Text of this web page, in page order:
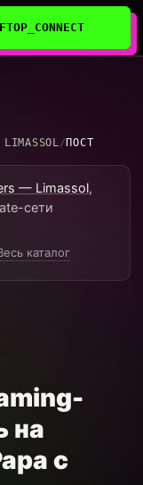
/ ПОСТ
— Limassol,
сети
каталог
на
с